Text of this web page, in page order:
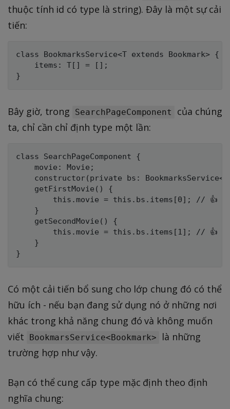
thuộc tính id có type là string). Đây là một sự cải
tiến:
class BookmarksService<T extends Bookmark> {
    items: T[] = [];
Bây giờ, trong SearchPageComponent
của chúng
ta, chỉ cần chỉ định type một lần:
class SearchPageComponent {
    movie: Movie;
constructor(private bs:
    getFirstMovie() {
        this.movie = this.bs.items[0]; // 👍
    }
    getSecondMovie() {
        this.movie = this.bs.items[1]; // 👍
    }
Có một cải tiến bổ sung cho lớp chung đó có thể
hữu ích - nếu bạn đang sử dụng nó ở những nơi
khác trong khả năng chung đó và không muốn
viết
BookmarsService<Bookmark>
là những
trường hợp như vậy.
Bạn có thể cung cấp type mặc định theo định
nghĩa chung: